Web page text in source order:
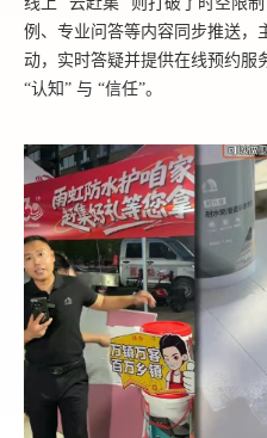
例、专业问答等内容同步推送，
动，实时答疑并提供在线预约服
“认知” 与 “信任”。